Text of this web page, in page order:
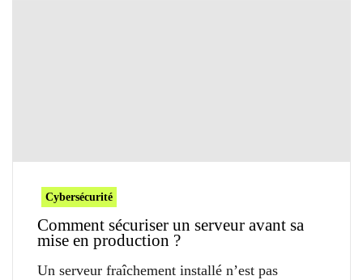
Cybersécurité
Comment sécuriser un serveur avant sa
mise en production ?
Un serveur fraîchement installé n’est pas